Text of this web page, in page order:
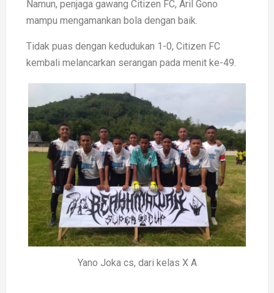
Namun, penjaga gawang Citizen FC, Aril Gono
mampu mengamankan bola dengan baik.
Tidak puas dengan kedudukan 1-0, Citizen FC
kembali melancarkan serangan pada menit ke-49.
Yano Joka cs, dari kelas X A